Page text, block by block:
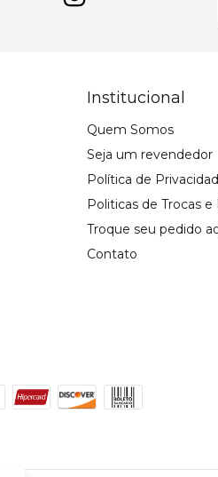
Institucional
Quem Somos
Seja um revendedor
Política de
Politicas de Trocas
Troque seu pedido
Contato